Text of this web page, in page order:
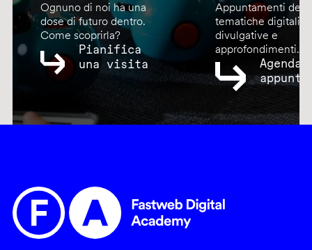
Ognuno di noi ha una
dose di futuro dentro.
Come scoprirla?
Pianifica
una visita
Appuntamenti
tematiche digitali,
divulgative e
approfondimenti.
Agenda